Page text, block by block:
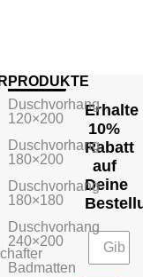
PRODUKTE
Duschvorhang
120×200
Duschvorhang
180×200
Duschvorhang
180×180
Duschvorhang
240×200
Badmatten
Erhalte
10%
Rabatt
auf
Deine